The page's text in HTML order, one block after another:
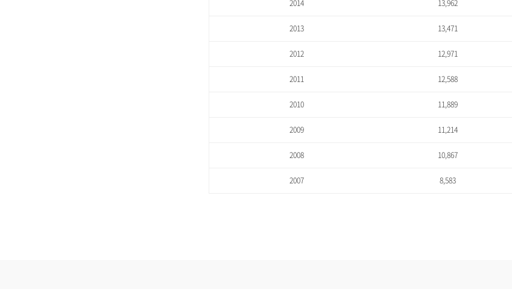
2014 13,962
2013 13,471
2012 12,971
2011 12,588
2010 11,889
2009 11,214
2008 10,867
2007 8,583